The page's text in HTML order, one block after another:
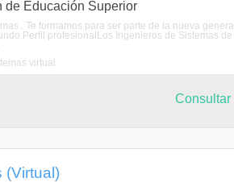
de Educación Superior
Te formamos para ser parte de la nueva
profesionalLos Ingenieros de Sistemas
virtual
Consultar
(Virtual)